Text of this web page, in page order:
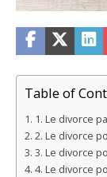
Table of
1. Le divorce
2. Le divorce
3. Le divorce
4. Le divorce